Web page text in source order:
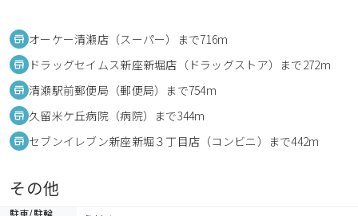
オーケー清瀬店（スーパー）まで716m
ドラッグセイムス新座新堀店（ドラッグストア）まで272m
清瀬駅前郵便局（郵便局）まで754m
久留米ケ丘病院（病院）まで344m
セブンイレブン新座新堀３丁目店（コンビニ）まで442m
その他
駐車/駐輪